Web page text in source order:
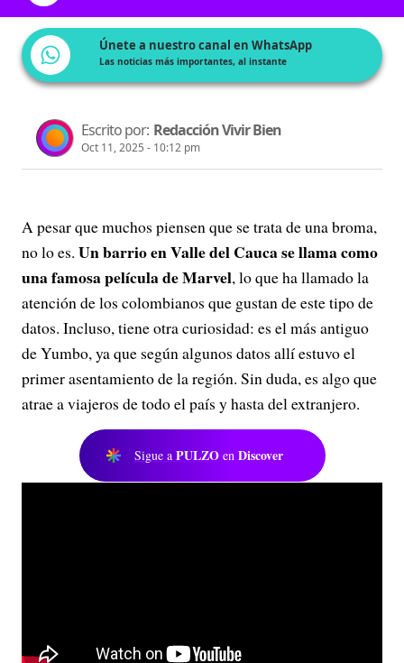
Únete a nuestro canal en WhatsApp
Las noticias más importantes, al instante
Escrito por: Redacción Vivir Bien
Oct 11, 2025 - 10:12 pm
A pesar que muchos piensen que se trata de una broma,
no lo es. Un barrio en Valle del Cauca se llama como
una famosa película de Marvel, lo que ha llamado la
atención de los colombianos que gustan de este tipo de
datos. Incluso, tiene otra curiosidad: es el más antiguo
de Yumbo, ya que según algunos datos allí estuvo el
primer asentamiento de la región. Sin duda, es algo que
atrae a viajeros de todo el país y hasta del extranjero.
Sigue a PULZO en Discover